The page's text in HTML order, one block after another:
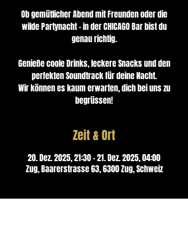
Ob gemütlicher Abend mit Freunden oder die
wilde Partynacht – in der CHICAGO Bar bist du
genau richtig.
Genieße coole Drinks, leckere Snacks und den
perfekten Soundtrack für deine Nacht.
Wir können es kaum erwarten, dich bei uns zu
begrüssen!
Zeit & Ort
20. Dez. 2025, 21:30 – 21. Dez. 2025, 04:00
Zug, Baarerstrasse 63, 6300 Zug, Schweiz